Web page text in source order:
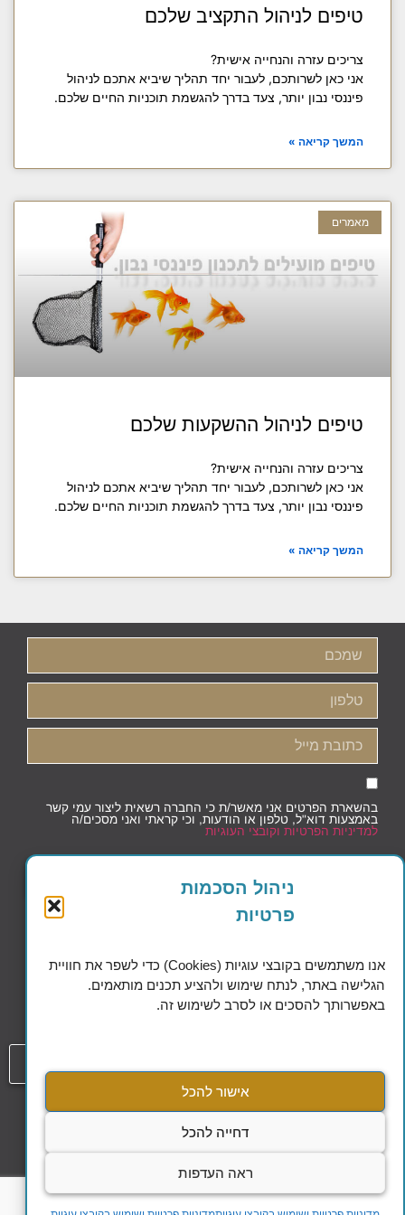
ניהול הסכמות
פרטיות
אנו משתמשים בקובצי עוגיות (Cookies) כדי לשפר את חוויית
הגלישה באתר, לנתח שימוש ולהציע תכנים מותאמים.
באפשרותך להסכים או לסרב לשימוש זה.
אישור להכל
דחייה להכל
ראה העדפות
טיפים לניהול התקציב שלכם
צריכים עזרה והנחייה אישית?
אני כאן לשרותכם, לעבור יחד תהליך שיביא אתכם לניהול
פיננסי נבון יותר, צעד בדרך להגשמת תוכניות החיים שלכם.
המשך קריאה »
מאמרים
טיפים לניהול ההשקעות שלכם
צריכים עזרה והנחייה אישית?
אני כאן לשרותכם, לעבור יחד תהליך שיביא אתכם לניהול
פיננסי נבון יותר, צעד בדרך להגשמת תוכניות החיים שלכם.
המשך קריאה »
בהשארת הפרטים אני מאשר/ת כי החברה רשאית ליצור עמי קשר
באמצעות דוא"ל, טלפון או הודעות, וכי קראתי ואני מסכים/ה
למדיניות הפרטיות וקובצי העוגיות
Excellence in Financial Planning
עמודהסדרי נגישות
מדיניות הפרטיות ושימוש בקבצי עוגיות
כל הזכויות שמורות להילה אלקלעי @ 2023